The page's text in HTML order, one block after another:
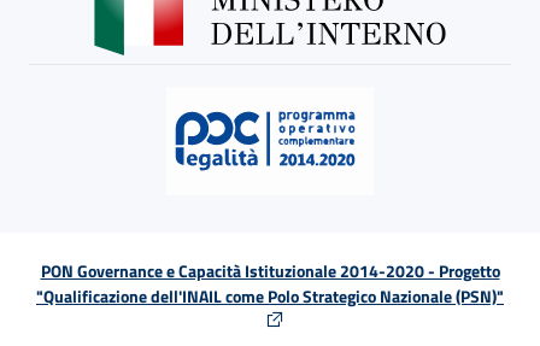
PON Governance e Capacità Istituzionale 2014-2020 - Progetto
"Qualificazione dell'INAIL come Polo Strategico Nazionale (PSN)"